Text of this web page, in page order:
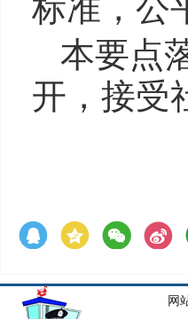
标准，公
本要点
开，接受
网